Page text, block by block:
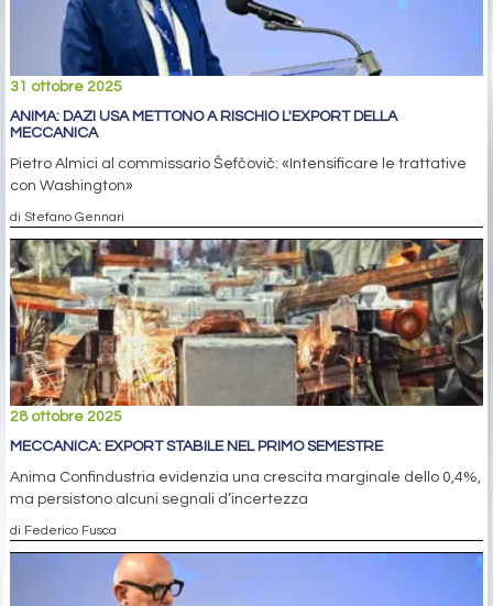
31 ottobre 2025
ANIMA: DAZI USA METTONO A RISCHIO L'EXPORT DELLA
MECCANICA
Pietro Almici al commissario Šefčovič: «Intensificare le trattative
con Washington»
di Stefano Gennari
28 ottobre 2025
MECCANICA: EXPORT STABILE NEL PRIMO SEMESTRE
Anima Confindustria evidenzia una crescita marginale dello 0,4%,
ma persistono alcuni segnali d’incertezza
di Federico Fusca